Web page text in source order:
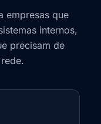
empresas que
internos,
precisam de